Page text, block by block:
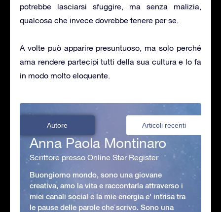
potrebbe lasciarsi sfuggire, ma senza malizia,
qualcosa che invece dovrebbe tenere per se.
A volte può apparire presuntuoso, ma solo perché
ama rendere partecipi tutti della sua cultura e lo fa
in modo molto eloquente.
Autore Articoli recenti
Anna Paola Montinaro
Scrittore presso Online Star Register
Buongiorno mondo, sono una giovane
creativa, amo la vita e raccontarla attraverso i
miei canali social e la mie energia e' intrisa tra
le pause delle parole che scrivo. Sono una